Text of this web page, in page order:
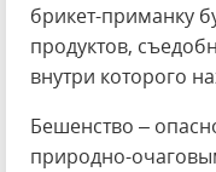
брикет-приманку
продуктов,
внутри которого
Бешенство –
природно-